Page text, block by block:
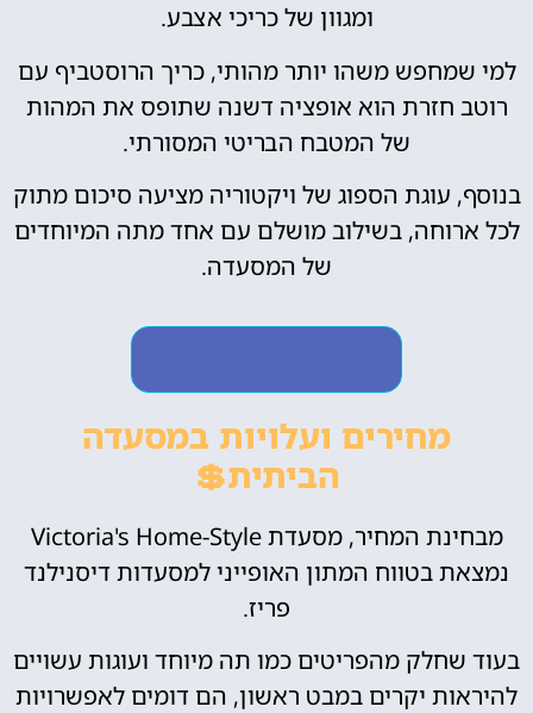
ומגוון של כריכי אצבע.
למי שמחפש משהו יותר מהותי, כריך הרוסטביף עם
רוטב חזרת הוא אופציה דשנה שתופס את המהות
של המטבח הבריטי המסורתי.
בנוסף, עוגת הספוג של ויקטוריה מציעה סיכום מתוק
לכל ארוחה, בשילוב מושלם עם אחד מתה המיוחדים
של המסעדה.
מחירים ועלויות במסעדה
הביתית💲
מבחינת המחיר, מסעדת Victoria's Home-Style
נמצאת בטווח המתון האופייני למסעדות דיסנילנד
פריז.
בעוד שחלק מהפריטים כמו תה מיוחד ועוגות עשויים
להיראות יקרים במבט ראשון, הם דומים לאפשרויות